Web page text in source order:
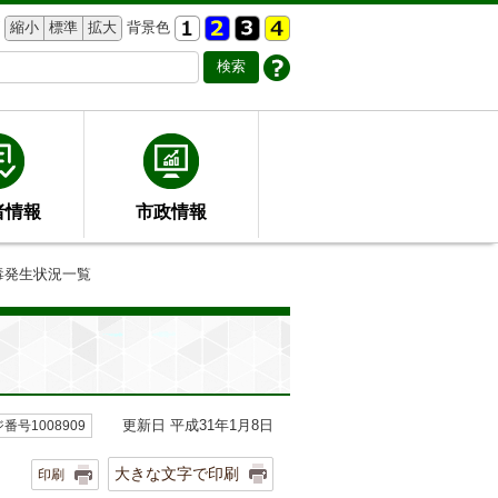
縮小 標準 拡大 背景色
情報 市政情報
生状況一覧
番号1008909 更新日 平成31年1月8日
印刷 大きな文字で印刷